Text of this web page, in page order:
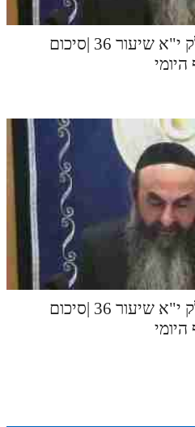
תלמוד עשר הספירות -חלק י"א שיעור 36 |סיכום
תלמוד עשר הספירות -חלק י"א שיעור 36 |סיכום